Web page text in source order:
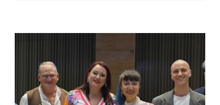
Kostümabteilung
technik
(Gaswerk)
am
7.7.26